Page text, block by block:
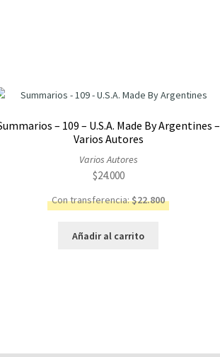
– 109 – U.S.A. Made By Argentines –
Varios Autores
Varios Autores
$24.000
Con transferencia:$22.800
Añadir al carrito